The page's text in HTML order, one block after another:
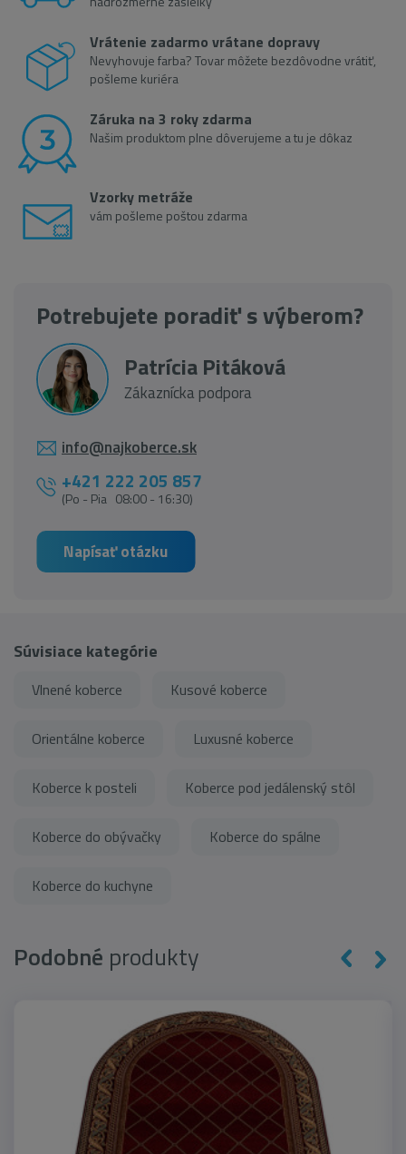
Vrátenie zadarmo vrátane dopravy
Nevyhovuje farba? Tovar môžete bezdôvodne vrátiť,
pošleme kuriéra
Záruka na 3 roky zdarma
Našim produktom plne dôverujeme a tu je dôkaz
Vzorky metráže
vám pošleme poštou zdarma
Potrebujete poradiť s výberom?
Patrícia Pitáková
Zákaznícka podpora
info@najkoberce.sk
+421 222 205 857
(Po - Pia 08:00 - 16:30)
Napísať otázku
Súvisiace kategórie
Vlnené koberce Kusové koberce
Orientálne koberce Luxusné koberce
Koberce k posteli Koberce pod jedálenský stôl
Koberce do obývačky Koberce do spálne
Koberce do kuchyne
Podobné produkty